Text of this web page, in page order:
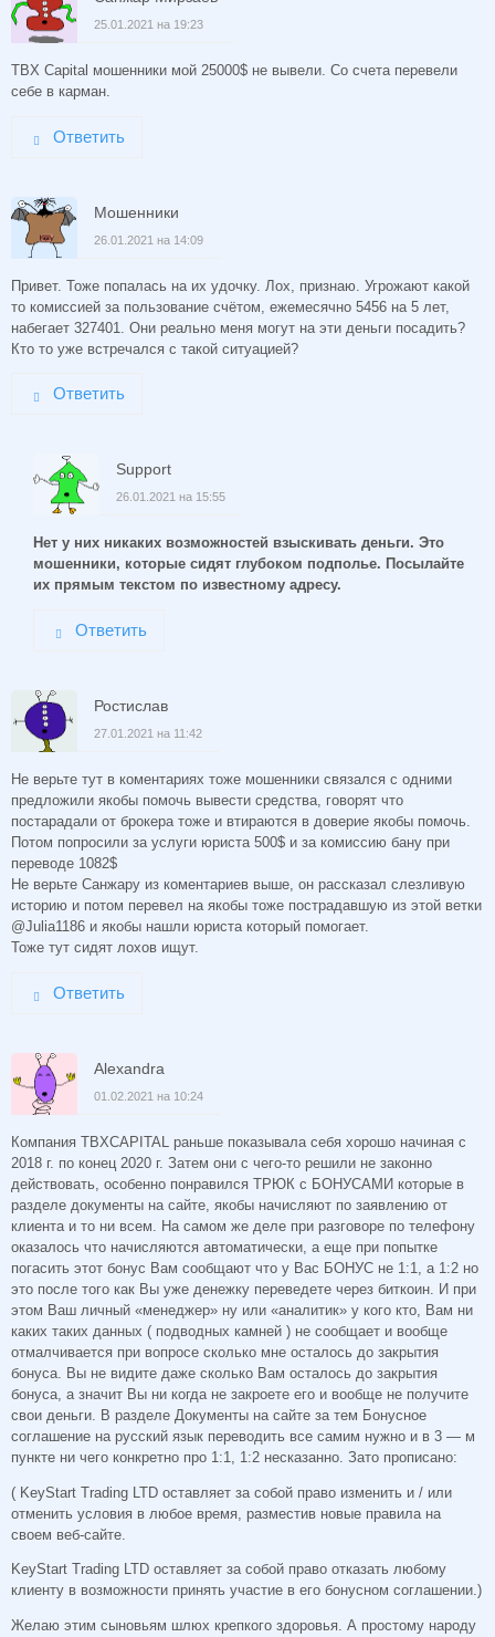
25.01.2021 на 19:23
TBX Capital мошенники мой 25000$ не вывели. Со счета перевели
себе в карман.
Ответить
Мошенники
26.01.2021 на 14:09
Привет. Тоже попалась на их удочку. Лох, признаю. Угрожают какой
то комиссией за пользование счётом, ежемесячно 5456 на 5 лет,
набегает 327401. Они реально меня могут на эти деньги посадить?
Кто то уже встречался с такой ситуацией?
Ответить
Support
26.01.2021 на 15:55
Нет у них никаких возможностей взыскивать деньги. Это
мошенники, которые сидят глубоком подполье. Посылайте
их прямым текстом по известному адресу.
Ответить
Ростислав
27.01.2021 на 11:42
Не верьте тут в коментариях тоже мошенники связался с одними
предложили якобы помочь вывести средства, говорят что
постарадали от брокера тоже и втираются в доверие якобы помочь.
Потом попросили за услуги юриста 500$ и за комиссию бану при
переводе 1082$
Не верьте Санжару из коментариев выше, он рассказал слезливую
историю и потом перевел на якобы тоже пострадавшую из этой ветки
@Julia1186 и якобы нашли юриста который помогает.
Тоже тут сидят лохов ищут.
Ответить
Alexandra
01.02.2021 на 10:24
Компания TBXCAPITAL раньше показывала себя хорошо начиная с
2018 г. по конец 2020 г. Затем они с чего-то решили не законно
действовать, особенно понравился ТРЮК с БОНУСАМИ которые в
разделе документы на сайте, якобы начисляют по заявлению от
клиента и то ни всем. На самом же деле при разговоре по телефону
оказалось что начисляются автоматически, а еще при попытке
погасить этот бонус Вам сообщают что у Вас БОНУС не 1:1, а 1:2 но
это после того как Вы уже денежку переведете через биткоин. И при
этом Ваш личный «менеджер» ну или «аналитик» у кого кто, Вам ни
каких таких данных ( подводных камней ) не сообщает и вообще
отмалчивается при вопросе сколько мне осталось до закрытия
бонуса. Вы не видите даже сколько Вам осталось до закрытия
бонуса, а значит Вы ни когда не закроете его и вообще не получите
свои деньги. В разделе Документы на сайте за тем Бонусное
соглашение на русский язык переводить все самим нужно и в 3 — м
пункте ни чего конкретно про 1:1, 1:2 несказанно. Зато прописано:
( KeyStart Trading LTD оставляет за собой право изменить и / или
отменить условия в любое время, разместив новые правила на
своем веб-сайте.
KeyStart Trading LTD оставляет за собой право отказать любому
клиенту в возможности принять участие в его бонусном соглашении.)
Желаю этим сыновьям шлюх крепкого здоровья. А простому народу